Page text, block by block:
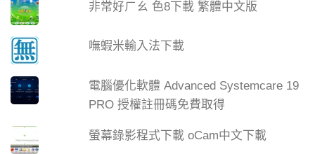
非常好ㄏㄠ 色8下載 繁體中文版
嘸蝦米輸入法下載
電腦優化軟體 Advanced Systemcare 19
PRO 授權註冊碼免費取得
螢幕錄影程式下載 oCam中文下載